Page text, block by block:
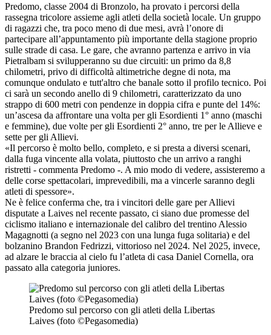
Predomo, classe 2004 di Bronzolo, ha provato i percorsi della
rassegna tricolore assieme agli atleti della società locale. Un gruppo
di ragazzi che, tra poco meno di due mesi, avrà l’onore di
partecipare all’appuntamento più importante della stagione proprio
sulle strade di casa. Le gare, che avranno partenza e arrivo in via
Pietralbam si svilupperanno su due circuiti: un primo da 8,8
chilometri, privo di difficoltà altimetriche degne di nota, ma
comunque ondulato e tutt'altro che banale sotto il profilo tecnico. Poi
ci sarà un secondo anello di 9 chilometri, caratterizzato da uno
strappo di 600 metri con pendenze in doppia cifra e punte del 14%:
un’ascesa da affrontare una volta per gli Esordienti 1° anno (maschi
e femmine), due volte per gli Esordienti 2° anno, tre per le Allieve e
sette per gli Allievi.
«Il percorso è molto bello, completo, e si presta a diversi scenari,
dalla fuga vincente alla volata, piuttosto che un arrivo a ranghi
ristretti - commenta Predomo -. A mio modo di vedere, assisteremo a
delle corse spettacolari, imprevedibili, ma a vincerle saranno degli
atleti di spessore».
Ne è felice conferma che, tra i vincitori delle gare per Allievi
disputate a Laives nel recente passato, ci siano due promesse del
ciclismo italiano e internazionale del calibro del trentino Alessio
Magagnotti (a segno nel 2023 con una lunga fuga solitaria) e del
bolzanino Brandon Fedrizzi, vittorioso nel 2024. Nel 2025, invece,
ad alzare le braccia al cielo fu l’atleta di casa Daniel Cornella, ora
passato alla categoria juniores.
Predomo sul percorso con gli atleti della Libertas
Laives (foto ©Pegasomedia)